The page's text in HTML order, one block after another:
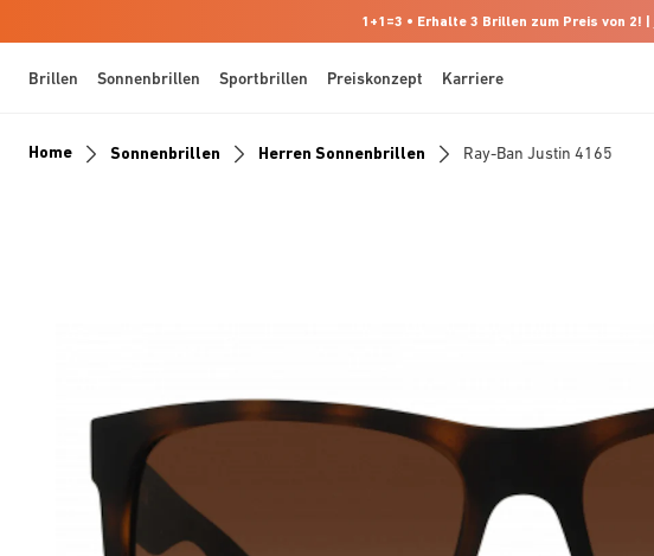
1+1=3 • Erhalte 3 Brillen zum Preis von 2! |
Brillen Sonnenbrillen Sportbrillen Preiskonzept Karriere
Home Sonnenbrillen Herren Sonnenbrillen Ray-Ban Justin 4165